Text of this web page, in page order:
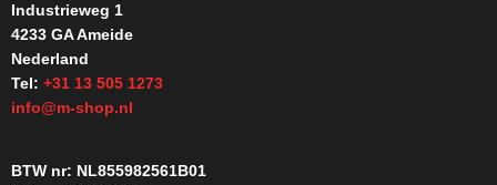
Industrieweg 1
4233 GA Ameide
Nederland
Tel: +31 13 505 1273
info@m-shop.nl
BTW nr: NL855982561B01